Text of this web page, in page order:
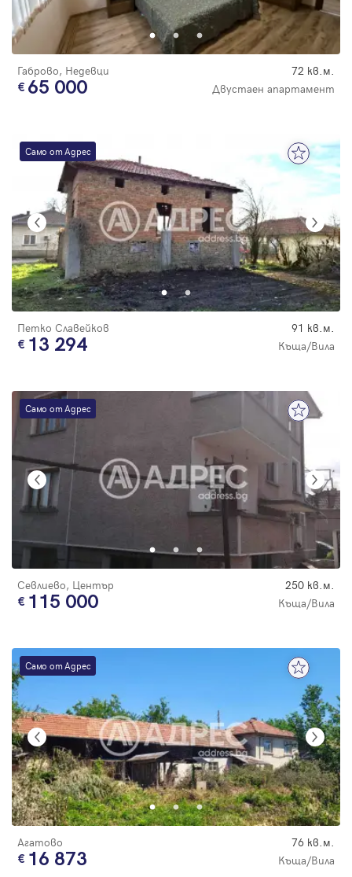
Габрово, Недевци 72 кв.м.
65 000 Двустаен апартамент
Само от Адрес
Петко Славейков 91 кв.м.
13 294 Къща/Вила
Само от Адрес
Севлиево, Център 250 кв.м.
115 000 Къща/Вила
Само от Адрес
Агатово 76 кв.м.
16 873 Къща/Вила
Парола
Забравена парола
Регистрация